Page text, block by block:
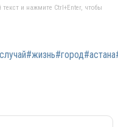
и нажмите Ctrl+Enter, чтобы